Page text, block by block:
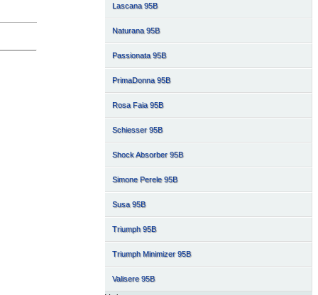
Lascana 95B
Naturana 95B
Passionata 95B
PrimaDonna 95B
Rosa Faia 95B
Schiesser 95B
Shock Absorber 95B
Simone Perele 95B
Susa 95B
Triumph 95B
Triumph Minimizer 95B
Valisere 95B